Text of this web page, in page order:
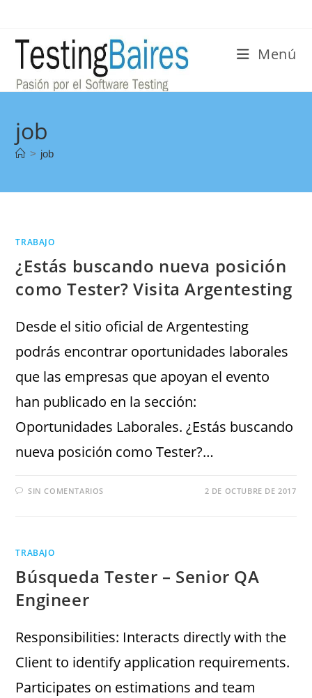
Menú
job
> job
TRABAJO
¿Estás buscando nueva posición
como Tester? Visita Argentesting
Desde el sitio oficial de Argentesting
podrás encontrar oportunidades laborales
que las empresas que apoyan el evento
han publicado en la sección:
Oportunidades Laborales. ¿Estás buscando
nueva posición como Tester?…
SIN COMENTARIOS 2 DE OCTUBRE DE 2017
TRABAJO
Búsqueda Tester – Senior QA
Engineer
Responsibilities: Interacts directly with the
Client to identify application requirements.
Participates on estimations and team